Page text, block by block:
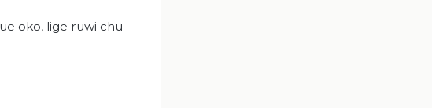
oko, lige ruwi chu